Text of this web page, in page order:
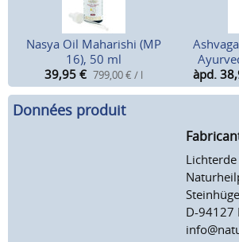
Nasya Oil Maharishi (MP
16), 50 ml
39,95 € 799,00 € / l
àpd.
Données produit
D-94127